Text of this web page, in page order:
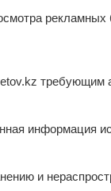
требующим
информация
и